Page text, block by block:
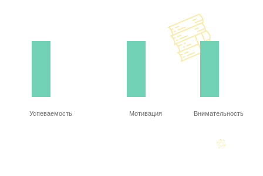
Успеваемость Мотивация Внимательность